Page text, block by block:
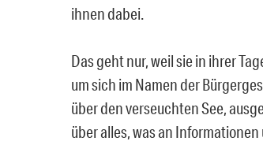
ihnen dabei.
Das geht nur, weil sie in ihrer
um sich im Namen der
über den verseuchten See,
über alles, was an